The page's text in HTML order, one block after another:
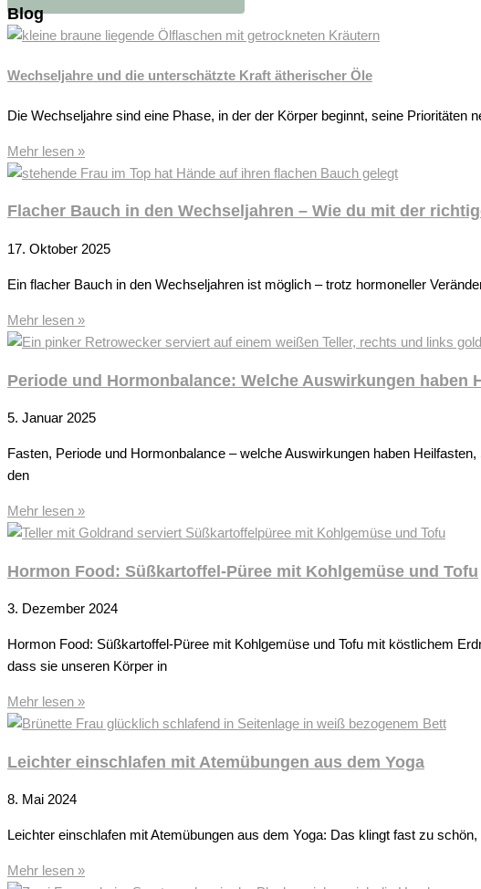
Blog
Wechseljahre und die unterschätzte Kraft ätherischer Öle
Die Wechseljahre sind eine Phase, in der der Körper beginnt, seine
Mehr lesen »
Flacher Bauch in den Wechseljahren – Wie du mit der
17. Oktober 2025
Ein flacher Bauch in den Wechseljahren ist möglich – trotz hormoneller
Mehr lesen »
Periode und Hormonbalance: Welche Auswirkungen
5. Januar 2025
Fasten, Periode und Hormonbalance – welche Auswirkungen haben
den
Mehr lesen »
Hormon Food: Süßkartoffel-Püree mit Kohlgemüse und Tofu
3. Dezember 2024
Hormon Food: Süßkartoffel-Püree mit Kohlgemüse und Tofu mit köstlichem
dass sie unseren Körper in
Mehr lesen »
Leichter einschlafen mit Atemübungen aus dem Yoga
8. Mai 2024
Leichter einschlafen mit Atemübungen aus dem Yoga: Das klingt fast zu
Mehr lesen »